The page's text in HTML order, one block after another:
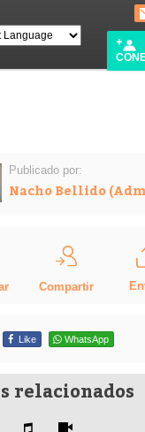
Publicado por:
Nacho Bellido
Compartir
Like WhatsApp
relacionados